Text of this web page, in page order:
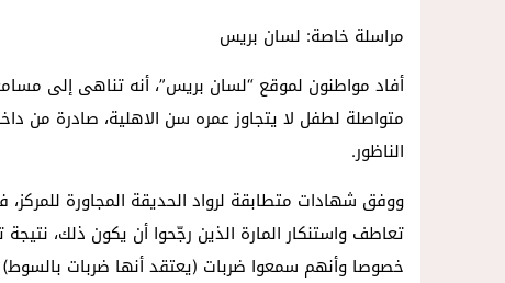
مراسلة خاصة: لسان بريس
أفاد مواطنون لموقع “لسان بريس”، أنه تناهى إلى
متواصلة لطفل لا يتجاوز عمره سن الاهلية، صادرة من
الناظور.
ووفق شهادات متطابقة لرواد الحديقة المجاورة
تعاطف واستنكار المارة الذين رجّحوا أن يكون ذلك،
خصوصا وأنهم سمعوا ضربات (يعتقد أنها ضربات